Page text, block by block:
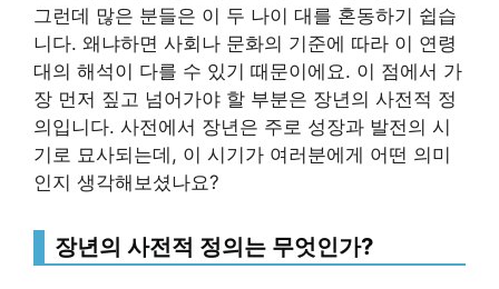
그런데 많은 분들은 이 두 나이 대를 혼동하기 쉽습
니다. 왜냐하면 사회나 문화의 기준에 따라 이 연령
대의 해석이 다를 수 있기 때문이에요. 이 점에서 가
장 먼저 짚고 넘어가야 할 부분은 장년의 사전적 정
의입니다. 사전에서 장년은 주로 성장과 발전의 시
기로 묘사되는데, 이 시기가 여러분에게 어떤 의미
인지 생각해보셨나요?
장년의 사전적 정의는 무엇인가?